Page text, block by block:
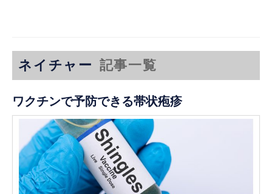
ネイチャー 記事一覧
ワクチンで予防できる帯状疱疹